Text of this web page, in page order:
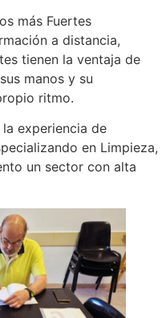
más Fuertes
a distancia,
tienen la ventaja de
manos y su
ritmo.
experiencia de
en Limpieza,
un sector con alta